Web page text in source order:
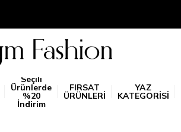
YAZ
KATEGORİSİ
FIRSAT
ÜRÜNLERİ
Seçili
Ürünlerde
%20
İndirim